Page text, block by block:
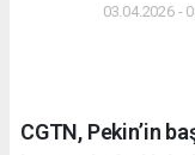
03.04.2026 -
CGTN, Pekin’in